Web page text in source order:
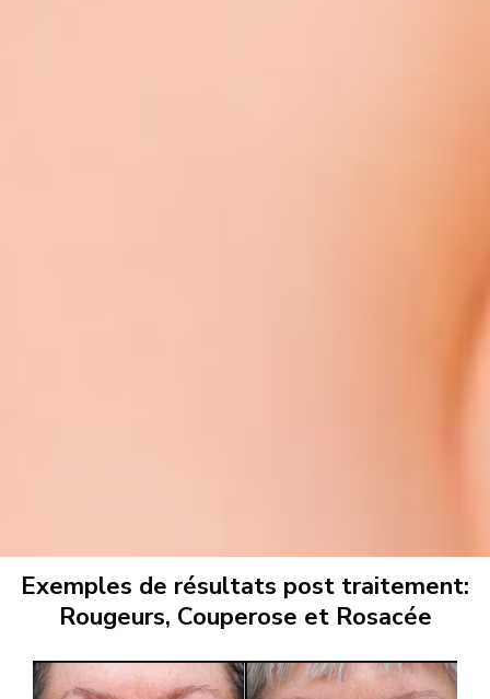
Exemples de résultats post traitement:
Rougeurs, Couperose et Rosacée